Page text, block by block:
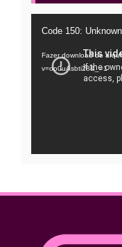
Tocador
vídeo
Code 150:
Fazer download do
v=oo0uAsbti28&_=1